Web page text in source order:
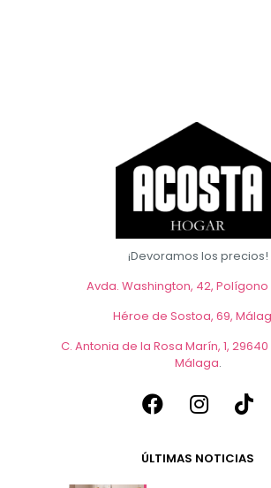
¡Devoramos los precios!
Avda. Washington, 42, Polígono
Héroe de Sostoa, 69,
C. Antonia de la Rosa Marín, 1,
Málaga.
ÚLTIMAS NOTICIAS